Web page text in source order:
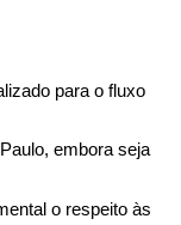
para o fluxo
embora seja
o respeito às